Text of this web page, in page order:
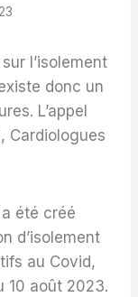
l’isolement
donc un
L’appel
Cardiologues
été créé
d’isolement
au Covid,
10 août 2023.